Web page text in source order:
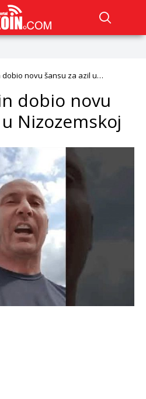
novu šansu za azil u
dobio novu
Nizozemskoj